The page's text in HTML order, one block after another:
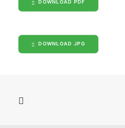
DOWNLOAD PDF
DOWNLOAD JPG